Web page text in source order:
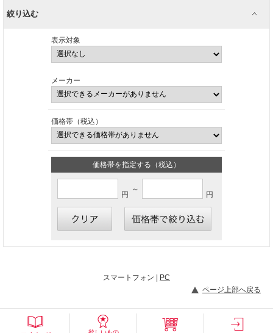
絞り込む
表示対象
メーカー
価格帯（税込）
価格帯を指定する（税込）
円
～
円
スマートフォン | PC
ページ上部へ戻る